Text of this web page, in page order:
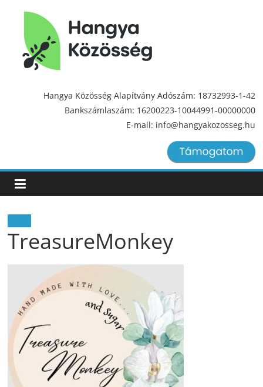
Hangya
Közösség
Hangya Közösség Alapítvány Adószám: 18732993-1-42
Bankszámlaszám: 16200223-10044991-00000000
E-mail: info@hangyakozosseg.hu
TreasureMonkey